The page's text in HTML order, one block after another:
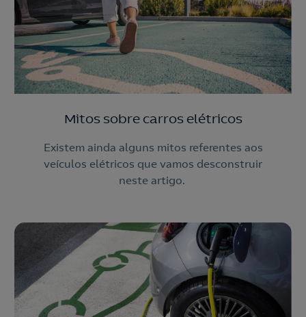
Mitos sobre carros elétricos
Existem ainda alguns mitos referentes aos
veículos elétricos que vamos desconstruir
neste artigo.